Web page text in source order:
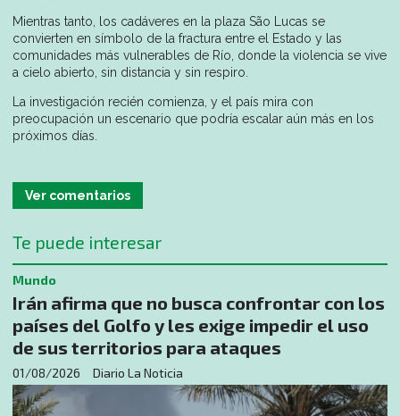
Mientras tanto, los cadáveres en la plaza São Lucas se
convierten en símbolo de la fractura entre el Estado y las
comunidades más vulnerables de Río, donde la violencia se vive
a cielo abierto, sin distancia y sin respiro.
La investigación recién comienza, y el país mira con
preocupación un escenario que podría escalar aún más en los
próximos días.
Ver comentarios
Te puede interesar
Irán afirma que no busca confrontar con los
países del Golfo y les exige impedir el uso
de sus territorios para ataques
Diario La Noticia
Mundo
01/08/2026